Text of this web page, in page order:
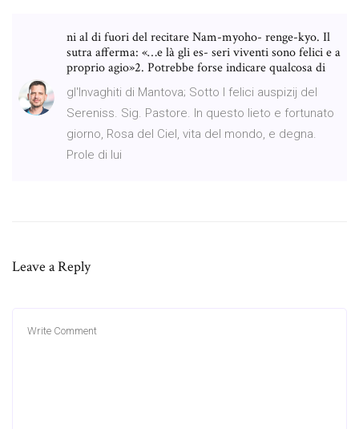
ni al di fuori del recitare Nam-myoho- renge-kyo. Il
sutra afferma: «…e là gli es- seri viventi sono felici e a
proprio agio»2. Potrebbe forse indicare qualcosa di
gl'Invaghiti di Mantova; Sotto I felici auspizij del
Sereniss. Sig. Pastore. In questo lieto e fortunato
giorno, Rosa del Ciel, vita del mondo, e degna.
Prole di lui
Leave a Reply